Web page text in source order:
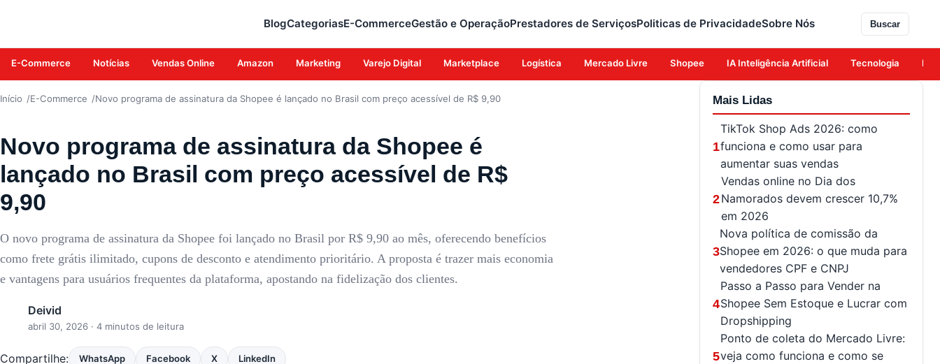
BlogCategoriasE-CommerceGestão e OperaçãoPrestadores de ServiçosPoliticas de PrivacidadeSobre Nós Buscar
E-Commerce Notícias Vendas Online Amazon Marketing Varejo Digital Marketplace Logística Mercado Livre Shopee IA Inteligência Artificial Tecnologia
Início E-Commerce Novo programa de assinatura da Shopee é lançado no Brasil com preço acessível de R$ 9,90
Novo programa de assinatura da Shopee é
lançado no Brasil com preço acessível de R$
9,90
O novo programa de assinatura da Shopee foi lançado no Brasil por R$ 9,90 ao mês, oferecendo benefícios
como frete grátis ilimitado, cupons de desconto e atendimento prioritário. A proposta é trazer mais economia
e vantagens para usuários frequentes da plataforma, apostando na fidelização dos clientes.
Deivid
abril 30, 2026 · 4 minutos de leitura
Compartilhe: WhatsApp Facebook X LinkedIn
Mais Lidas
1
TikTok Shop Ads 2026: como
funciona e como usar para
aumentar suas vendas
2
Vendas online no Dia dos
Namorados devem crescer 10,7%
em 2026
3
Nova política de comissão da
Shopee em 2026: o que muda para
vendedores CPF e CNPJ
4
Passo a Passo para Vender na
Shopee Sem Estoque e Lucrar com
Dropshipping
5
Ponto de coleta do Mercado Livre:
veja como funciona e como se